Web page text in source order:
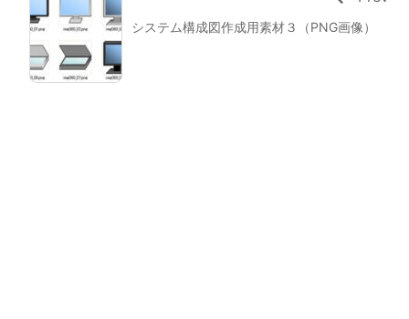
システム構成図作成用素材３（PNG画像）